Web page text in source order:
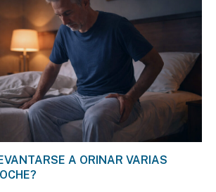
A ORINAR VARIAS